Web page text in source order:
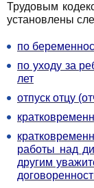
Трудовым
установлены
по
по уходу за
лет
отпуск отцу
работы над
другим